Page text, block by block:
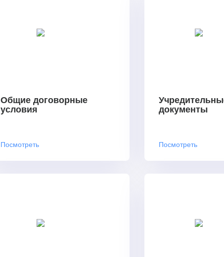
Общие договорные
условия
Посмотреть
документы
Посмотреть